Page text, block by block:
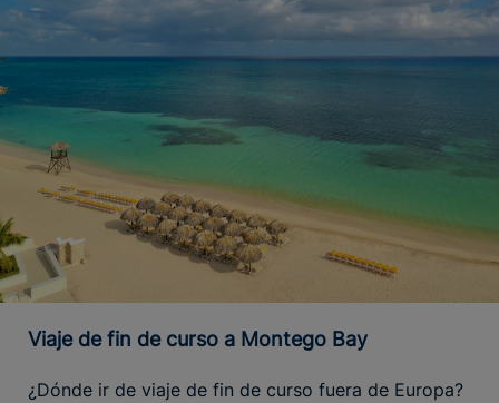
Viaje de fin de curso a Montego Bay
¿Dónde ir de viaje de fin de curso fuera de Europa?